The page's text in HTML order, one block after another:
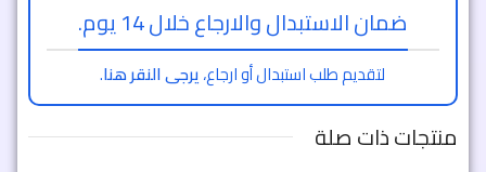
ضمان الاستبدال والارجاع خلال 14 يوم.
لتقديم طلب استبدال أو ارجاع،يرجى النقر هنا.
منتجات ذات صلة